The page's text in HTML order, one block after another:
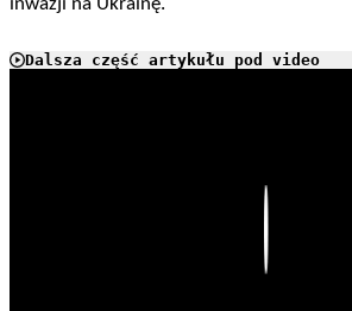
inwazji na Ukrainę.
Dalsza część artykułu pod video